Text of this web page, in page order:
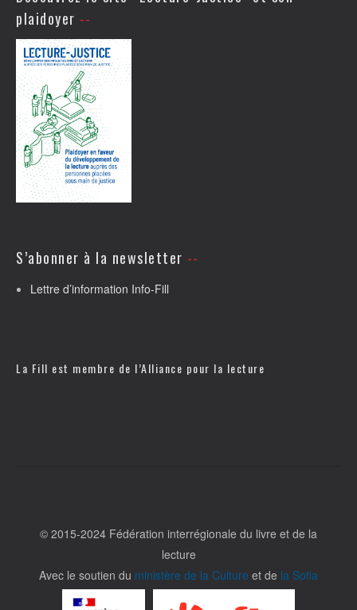
plaidoyer
S’abonner à la newsletter
Lettre d’information Info-Fill
La Fill est membre de l’Alliance pour la lecture
© 2015-2024 Fédération interrégionale du livre et de la
lecture
Avec le soutien du ministère de la Culture et de la Sofia